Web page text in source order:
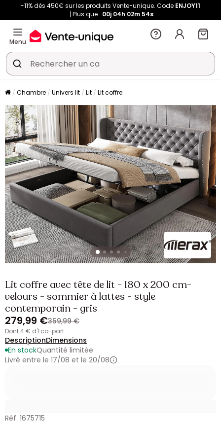
-11% dès 450€ sur les produits Vente-unique. Code ENJOY11
Plus que : 00j 04h 02m 54s
Menu
Chambre Univers lit Lit Lit coffre
Lit coffre avec tête de lit - 180 x 200 cm-
velours - sommier à lattes - style
contemporain - gris
279,99 €359,99 €
dont 4 € d'Eco-part
DescriptionDimensions
En stockQuantité limitée
Livré entre le 17/08 et le 20/08
Réf. 1675715